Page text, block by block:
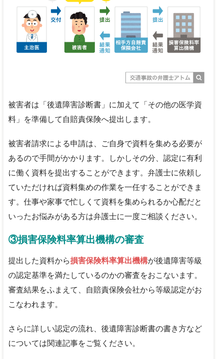
被害者は「後遺障害診断書」に加えて「その他の医学資
料」を準備して自賠責保険へ提出します。
被害者請求による申請は、ご自身で資料を集める必要が
あるので手間がかかります。しかしその分、認定に有利
に働く資料を提出することができます。弁護士に依頼し
ていただければ資料集めの作業を一任することができま
す。仕事や家事で忙しくて資料を集められるか心配だと
いったお悩みがある方は弁護士に一度ご相談ください。
③損害保険料率算出機構の審査
提出した資料から損害保険料率算出機構が後遺障害等級
の認定基準を満たしているのかの審査をおこないます。
審査結果をふまえて、自賠責保険会社から等級認定がお
こなわれます。
さらに詳しい認定の流れ、後遺障害診断書の書き方など
については関連記事をご覧ください。